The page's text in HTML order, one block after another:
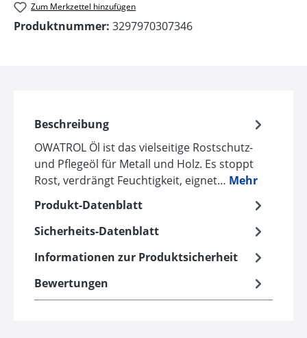
Zum Merkzettel hinzufügen
Produktnummer: 3297970307346
Beschreibung
OWATROL Öl ist das vielseitige Rostschutz-
und Pflegeöl für Metall und Holz. Es stoppt
Rost, verdrängt Feuchtigkeit, eignet… Mehr
Produkt-Datenblatt
Sicherheits-Datenblatt
Informationen zur Produktsicherheit
Bewertungen